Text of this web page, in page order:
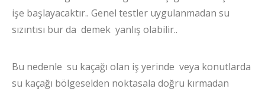
işe başlayacaktır.. Genel testler uygulanmadan su
sızıntısı bur da demek yanlış olabilir..
Bu nedenle su kaçağı olan iş yerinde veya konutlarda
su kaçağı bölgeselden noktasala doğru kırmadan